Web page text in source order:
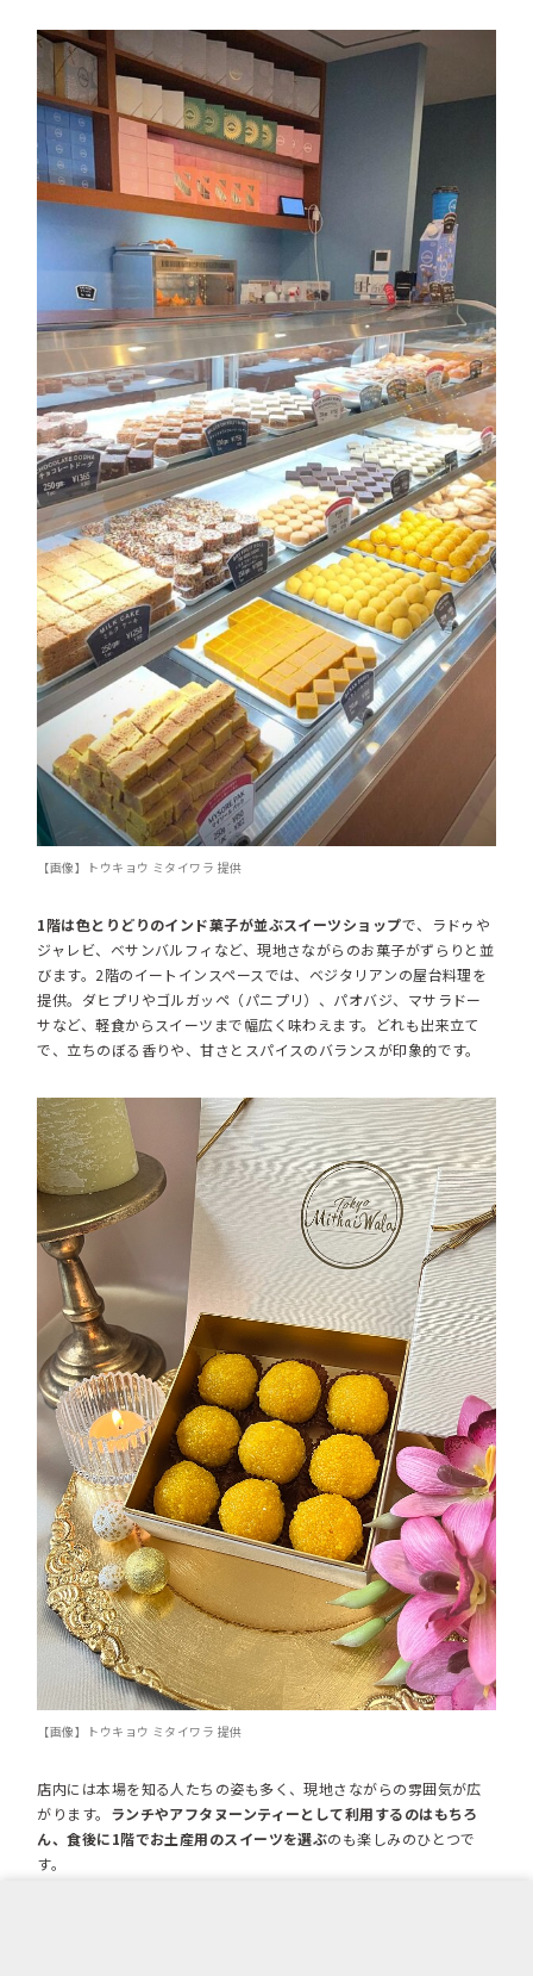
【画像】トウキョウ ミタイワラ 提供
1階は色とりどりのインド菓子が並ぶスイーツショップで、ラドゥや
ジャレビ、ベサンバルフィなど、現地さながらのお菓子がずらりと並
びます。2階のイートインスペースでは、ベジタリアンの屋台料理を
提供。ダヒプリやゴルガッペ（パニプリ）、パオバジ、マサラドー
サなど、軽食からスイーツまで幅広く味わえます。どれも出来立て
で、立ちのぼる香りや、甘さとスパイスのバランスが印象的です。
【画像】トウキョウ ミタイワラ 提供
店内には本場を知る人たちの姿も多く、現地さながらの雰囲気が広
がります。 ランチやアフタヌーンティーとして利用するのはもちろ
ん、食後に1階でお土産用のスイーツを選ぶのも楽しみのひとつで
す。